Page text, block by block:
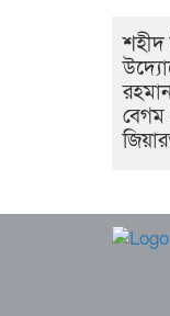
শহীদ
বেগম